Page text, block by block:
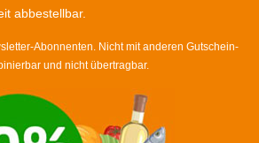
abbestellbar.
Abonnenten. Nicht mit anderen Gutschein-
und nicht übertragbar.